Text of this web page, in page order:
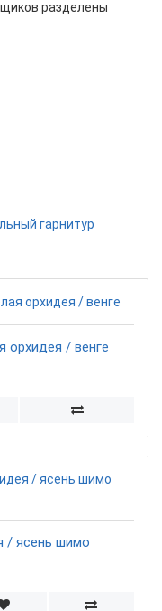
разделены
гарнитур
орхидея / венге
/ ясень шимо